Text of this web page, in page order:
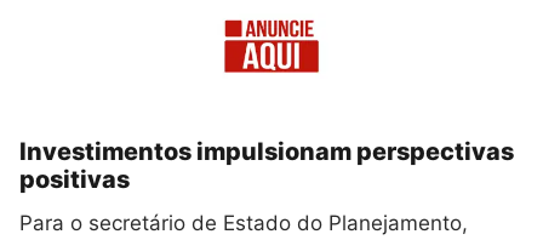
Investimentos impulsionam perspectivas
positivas
Para o secretário de Estado do Planejamento,